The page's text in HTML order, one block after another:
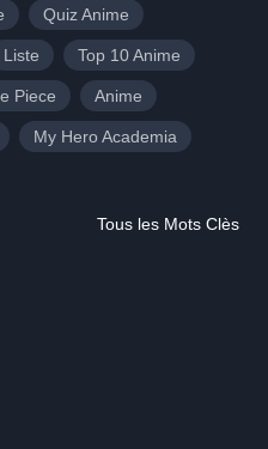
Quiz Anime
Liste Top 10 Anime
Piece Anime
My Hero Academia
Tous les Mots Clès